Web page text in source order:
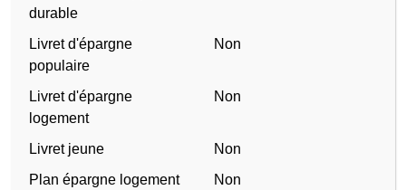
durable
Livret d'épargne
populaire
Non
Livret d'épargne
logement
Non
Livret jeune
Non
Plan épargne logement
Non